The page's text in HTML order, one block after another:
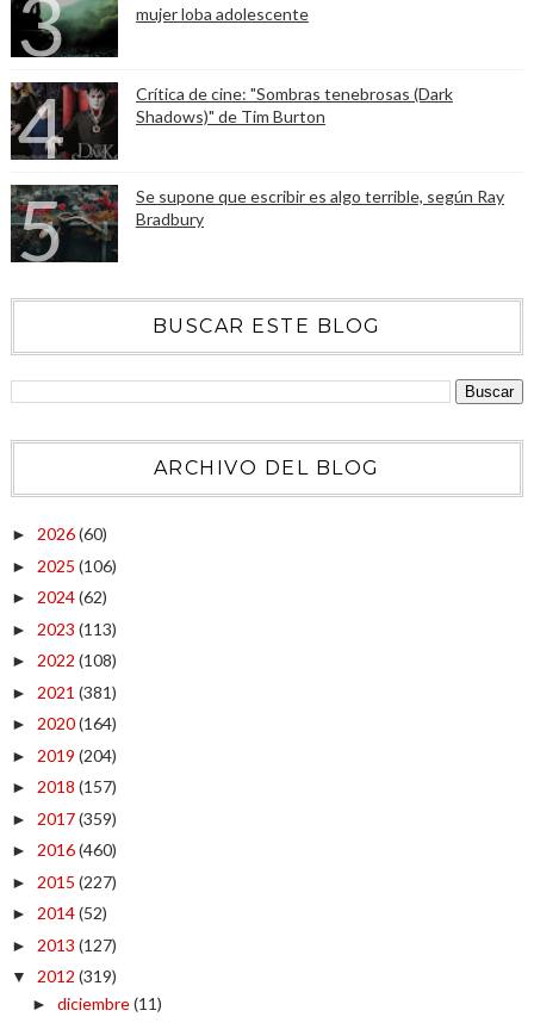
mujer loba adolescente
Crítica de cine: "Sombras tenebrosas (Dark
Shadows)" de Tim Burton
Se supone que escribir es algo terrible, según Ray
Bradbury
BUSCAR ESTE BLOG
ARCHIVO DEL BLOG
► 2026(60)
► 2025 (106)
► 2024(62)
► 2023 (113)
► 2022 (108)
► 2021 (381)
► 2020(164)
► 2019 (204)
► 2018 (157)
► 2017(359)
► 2016(460)
► 2015 (227)
► 2014(52)
► 2013 (127)
▼ 2012 (319)
► diciembre(11)